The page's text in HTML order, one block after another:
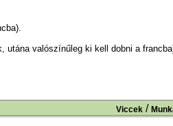
utána valószínűleg ki kell dobni a
Viccek/